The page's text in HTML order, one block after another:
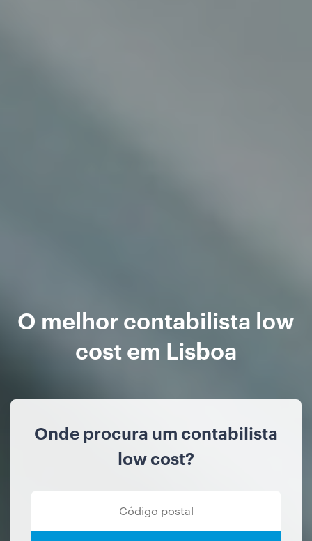
O melhor contabilista low
cost em Lisboa
Onde procura um contabilista
low cost?